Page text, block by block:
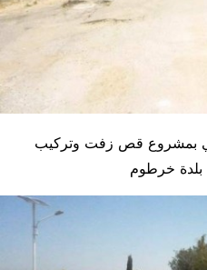
بمشروع قص زفت وتركيب
بلدة خرطوم